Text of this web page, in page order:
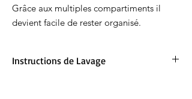
Grâce aux multiples compartiments il
devient facile de rester organisé.
Instructions de Lavage